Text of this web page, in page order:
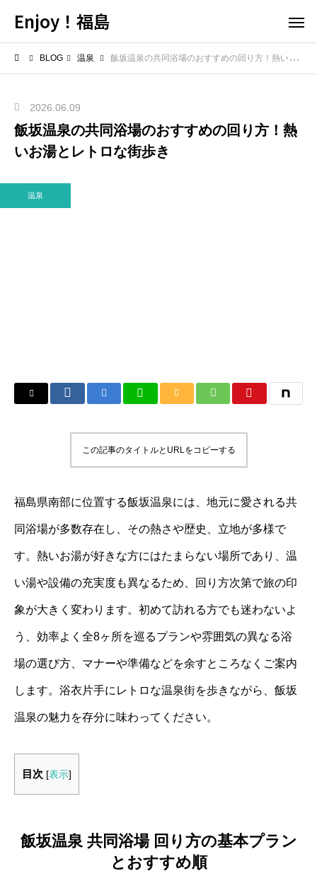
Enjoy！福島
BLOG 温泉 飯坂温泉の共同浴場のおすすめの回り方！熱いお湯とレトロな街歩き
2026.06.09
飯坂温泉の共同浴場のおすすめの回り方！熱
いお湯とレトロな街歩き
温泉
この記事のタイトルとURLをコピーする
福島県南部に位置する飯坂温泉には、地元に愛される共
同浴場が多数存在し、その熱さや歴史、立地が多様で
す。熱いお湯が好きな方にはたまらない場所であり、温
い湯や設備の充実度も異なるため、回り方次第で旅の印
象が大きく変わります。初めて訪れる方でも迷わないよ
う、効率よく全8ヶ所を巡るプランや雰囲気の異なる浴
場の選び方、マナーや準備などを余すところなくご案内
します。浴衣片手にレトロな温泉街を歩きながら、飯坂
温泉の魅力を存分に味わってください。
目次 [表示]
飯坂温泉 共同浴場 回り方の基本プラン
とおすすめ順